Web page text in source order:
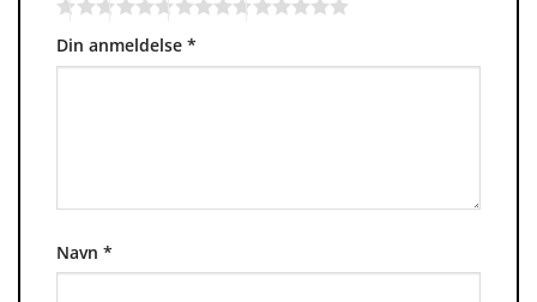
Din anmeldelse *
Navn *